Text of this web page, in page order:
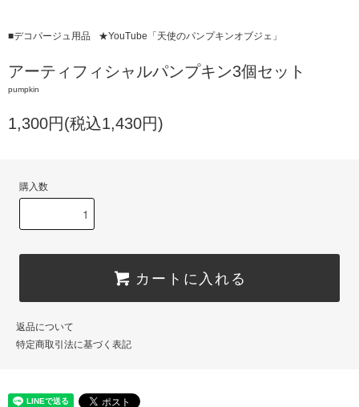
■デコパージュ用品 ★YouTube「天使のパンプキンオブジェ」
アーティフィシャルパンプキン3個セット
pumpkin
1,300円(税込1,430円)
購入数
カートに入れる
返品について
特定商取引法に基づく表記